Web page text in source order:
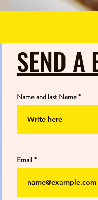
SEND A
Name and last Name
Email